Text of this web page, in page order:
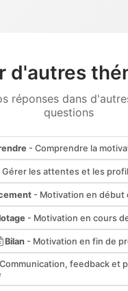
d'autres
réponses dans
questions
- Comprendre la
Gérer les attentes et les
- Motivation en début
- Motivation en cours
Bilan- Motivation en fin de
feedback et